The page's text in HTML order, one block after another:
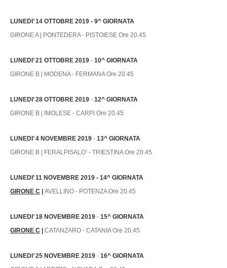
LUNEDI’ 14 OTTOBRE 2019 - 9^ GIORNATA
GIRONE A | PONTEDERA - PISTOIESE Ore 20.45
LUNEDI’ 21 OTTOBRE 2019 - 10^ GIORNATA
GIRONE B | MODENA - FERMANA Ore 20.45
LUNEDI’ 28 OTTOBRE 2019 - 12^ GIORNATA
GIRONE B | IMOLESE - CARPI Ore 20.45
LUNEDI’ 4 NOVEMBRE 2019 - 13^ GIORNATA
GIRONE B | FERALPISALO’ - TRIESTINA Ore 20.45
LUNEDI’ 11 NOVEMBRE 2019 - 14^ GIORNATA
GIRONE C
AVELLINO - POTENZA Ore 20.45
LUNEDI’ 18 NOVEMBRE 2019 - 15^ GIORNATA
GIRONE C
CATANZARO - CATANIA Ore 20.45
LUNEDI’ 25 NOVEMBRE 2019 - 16^ GIORNATA